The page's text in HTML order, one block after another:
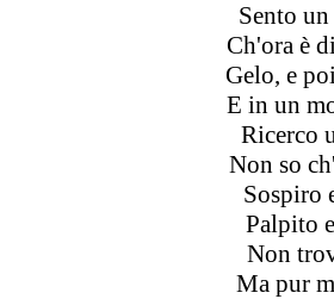
Sento
Ch'ora è
Gelo, e
E in un
Ricerco
Non so
Sospiro
Palpito
Non
Ma pur